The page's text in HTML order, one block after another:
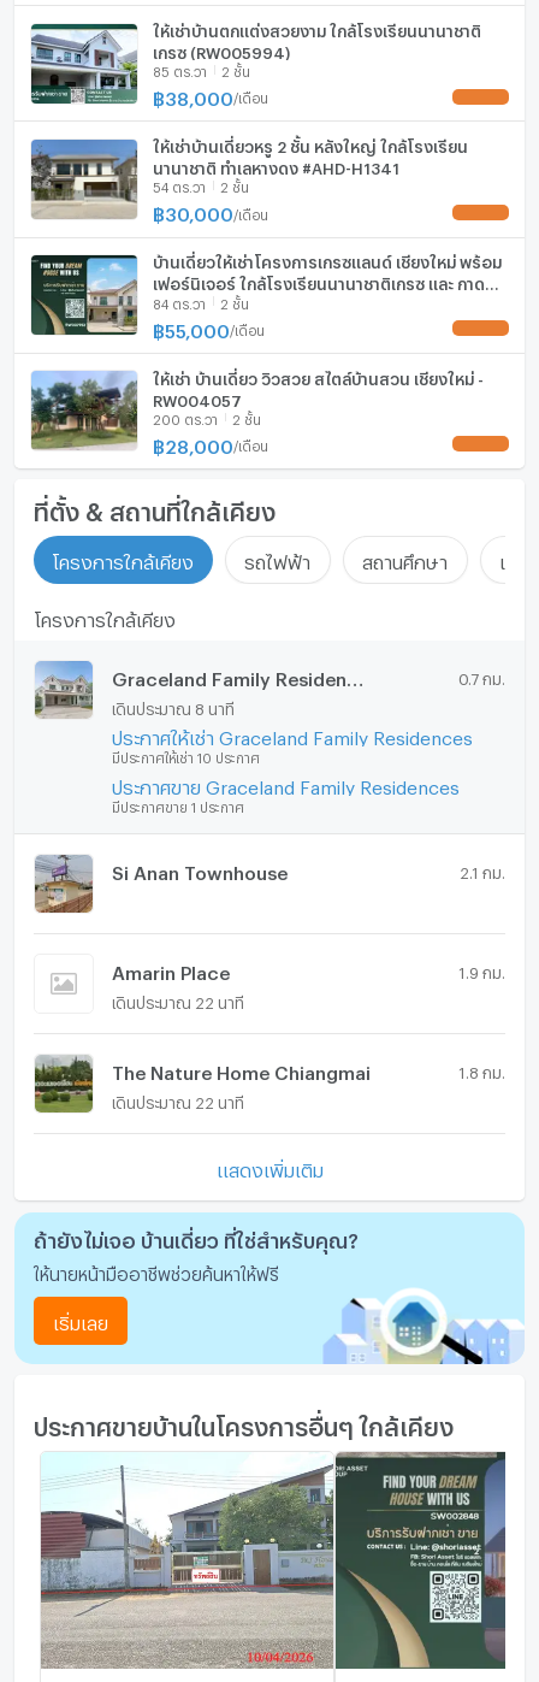
, คุณเบียร์ 094-8417772 , คุณบุ๋ม 090-6701116 ,คุณแพรว
088-0878362
https://ihomethai.com/
ให้เช่าบ้านตกแต่งสวยงาม ใกล้โรงเรียนนานาชาติ
เกรซ (RW005994)
85 ตร.วา 2 ชั้น
฿38,000 /เดือน
ให้เช่าบ้านเดี่ยวหรู 2 ชั้น หลังใหญ่ ใกล้โรงเรียน
นานาชาติ ทำเลหางดง #AHD-H1341
54 ตร.วา 2 ชั้น
฿30,000 /เดือน
บ้านเดี่ยวให้เช่าโครงการเกรซแลนด์ เชียงใหม่ พร้อม
เฟอร์นิเจอร์ ใกล้โรงเรียนนานาชาติเกรซ และ กาด
ฝรั่ง -RW007952
84 ตร.วา 2 ชั้น
฿55,000 /เดือน
ให้เช่า บ้านเดี่ยว วิวสวย สไตล์บ้านสวน เชียงใหม่ -
RW004057
200 ตร.วา 2 ชั้น
฿28,000 /เดือน
ที่ตั้ง & สถานที่ใกล้เคียง
โครงการใกล้เคียง รถไฟฟ้า สถานศึกษา แหล่
โครงการใกล้เคียง
0.7 กม.
เดินประมาณ 8 นาที
ประกาศให้เช่า Graceland Family Residences
มีประกาศให้เช่า 10 ประกาศ
ประกาศขาย Graceland Family Residences
มีประกาศขาย 1 ประกาศ
Si Anan Townhouse 2.1 กม.
Amarin Place 1.9 กม.
เดินประมาณ 22 นาที
The Nature Home Chiangmai 1.8 กม.
เดินประมาณ 22 นาที
แสดงเพิ่มเติม
ถ้ายังไม่เจอ บ้านเดี่ยว ที่ใช่สำหรับคุณ?
ให้นายหน้ามืออาชีพช่วยค้นหาให้ฟรี
เริ่มเลย
ประกาศขายบ้านในโครงการอื่นๆ ใกล้เคียง